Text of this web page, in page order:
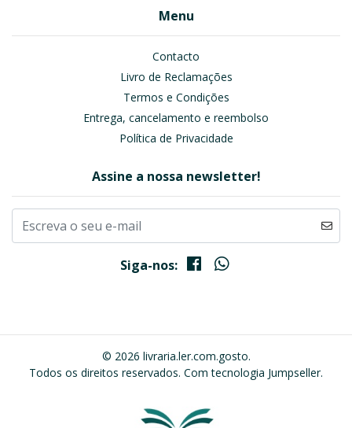
Menu
Contacto
Livro de Reclamações
Termos e Condições
Entrega, cancelamento e reembolso
Política de Privacidade
Assine a nossa newsletter!
Siga-nos:
© 2026 livraria.ler.com.gosto.
Todos os direitos reservados. Com tecnologia Jumpseller.